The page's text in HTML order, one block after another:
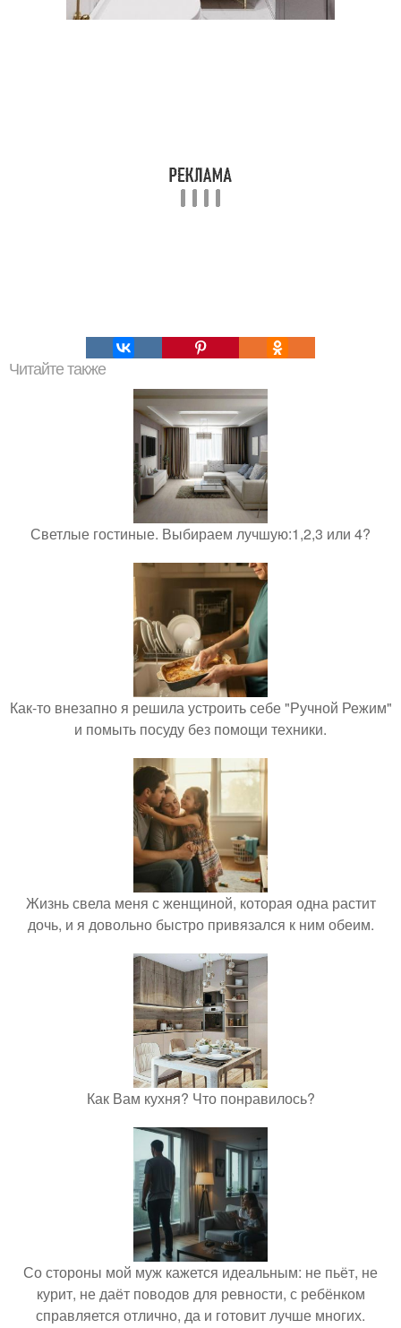
Читайте также
Светлые гостиные. Выбираем лучшую:1,2,3 или 4?
Как-то внезапно я решила устроить себе "Ручной Режим"
и помыть посуду без помощи техники.
Жизнь свела меня с женщиной, которая одна растит
дочь, и я довольно быстро привязался к ним обеим.
Как Вам кухня? Что понравилось?
Со стороны мой муж кажется идеальным: не пьёт, не
курит, не даёт поводов для ревности, с ребёнком
справляется отлично, да и готовит лучше многих.